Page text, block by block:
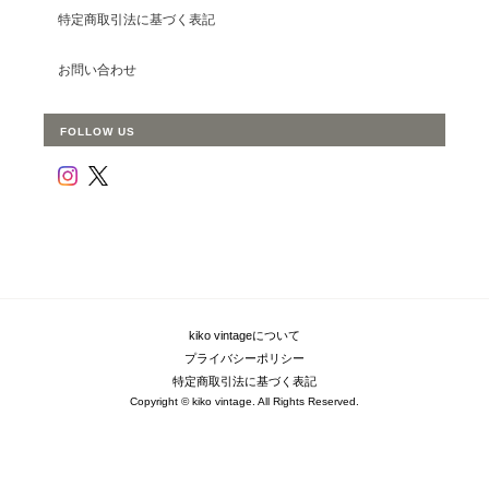
特定商取引法に基づく表記
お問い合わせ
FOLLOW US
kiko vintageについて
プライバシーポリシー
特定商取引法に基づく表記
Copyright © kiko vintage. All Rights Reserved.